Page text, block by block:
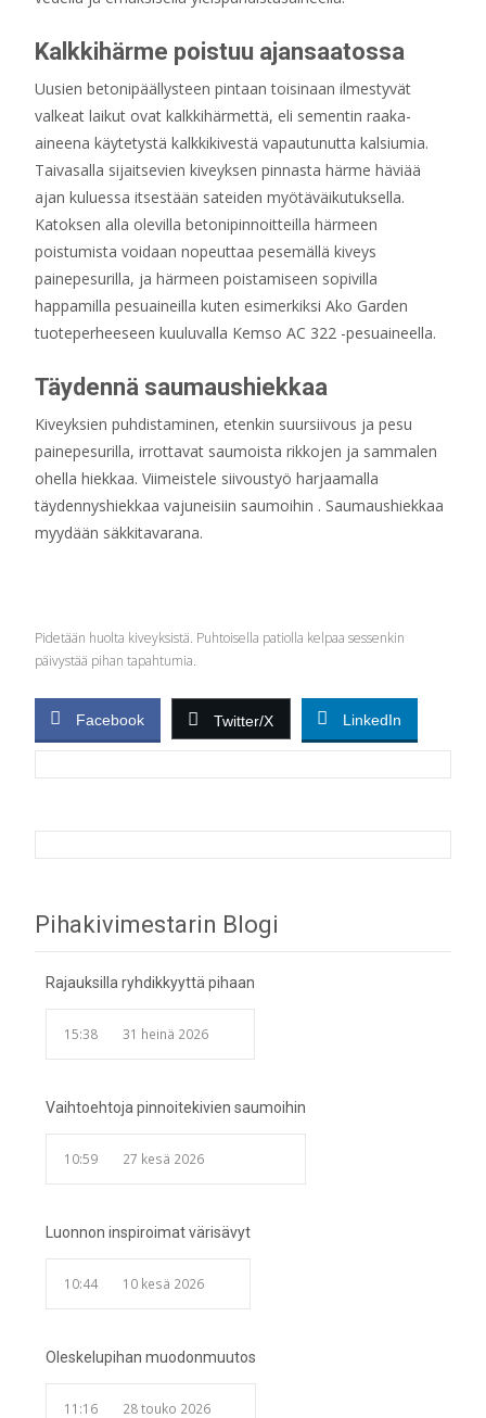
Kalkkihärme poistuu ajansaatossa
Uusien betonipäällysteen pintaan toisinaan ilmestyvät
valkeat laikut ovat kalkkihärmettä, eli sementin raaka-
aineena käytetystä kalkkikivestä vapautunutta kalsiumia.
Taivasalla sijaitsevien kiveyksen pinnasta härme häviää
ajan kuluessa itsestään sateiden myötäväikutuksella.
Katoksen alla olevilla betonipinnoitteilla härmeen
poistumista voidaan nopeuttaa pesemällä kiveys
painepesurilla, ja härmeen poistamiseen sopivilla
happamilla pesuaineilla kuten esimerkiksi Ako Garden
tuoteperheeseen kuuluvalla Kemso AC 322 -pesuaineella.
Täydennä saumaushiekkaa
Kiveyksien puhdistaminen, etenkin suursiivous ja pesu
painepesurilla, irrottavat saumoista rikkojen ja sammalen
ohella hiekkaa. Viimeistele siivoustyö harjaamalla
täydennyshiekkaa vajuneisiin saumoihin . Saumaushiekkaa
myydään säkkitavarana.
Pidetään huolta kiveyksistä. Puhtoisella patiolla kelpaa sessenkin
päivystää pihan tapahtumia.
Facebook Twitter/X LinkedIn
Post
navigation
Pihakivimestarin Blogi
Rajauksilla ryhdikkyyttä pihaan
15:38 31 heinä 2026
Vaihtoehtoja pinnoitekivien saumoihin
10:59 27 kesä 2026
Luonnon inspiroimat värisävyt
10:44 10 kesä 2026
Oleskelupihan muodonmuutos
11:16 28 touko 2026